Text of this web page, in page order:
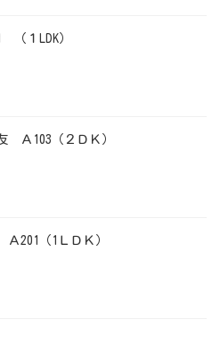
１LDK）
Ａ103（２ＤＫ）
201（1ＬＤＫ）